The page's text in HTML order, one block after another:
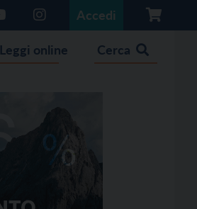
Accedi
Leggi online Cerca